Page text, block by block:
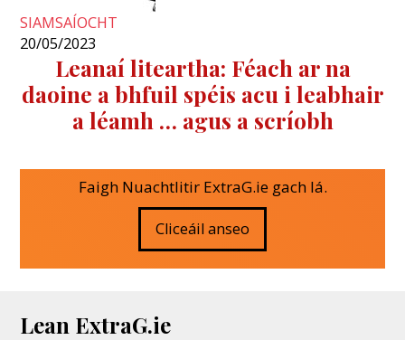
SIAMSAÍOCHT
20/05/2023
Leanaí liteartha: Féach ar na
daoine a bhfuil spéis acu i leabhair
a léamh … agus a scríobh
Faigh Nuachtlitir ExtraG.ie gach lá.
Cliceáil anseo
Lean ExtraG.ie